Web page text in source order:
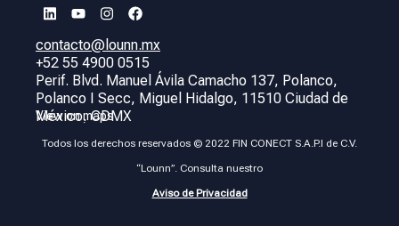
contacto@lounn.mx
+52 55 4900 0515
Perif. Blvd. Manuel Ávila Camacho 137, Polanco,
Polanco I Secc, Miguel Hidalgo, 11510 Ciudad de
México, CDMX
View on maps
Todos los derechos reservados © 2022 FIN CONECT S.A.P.I de C.V.
“Lounn”. Consulta nuestro
Aviso de Privacidad